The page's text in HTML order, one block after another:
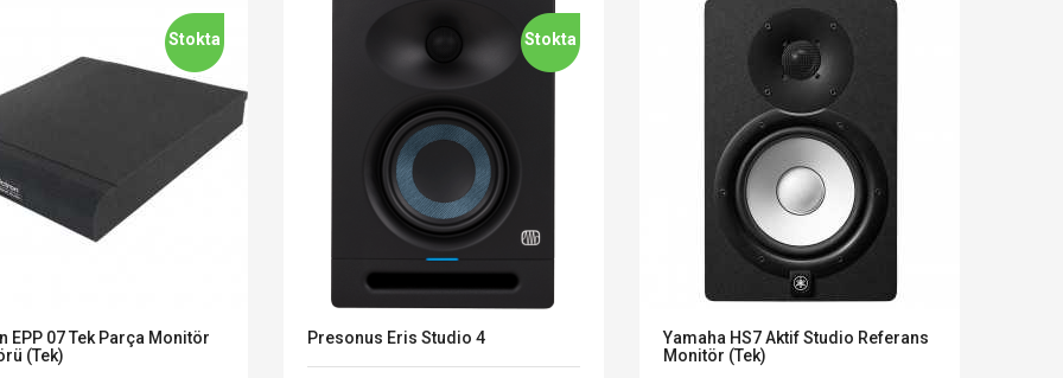
Stokta
EPP 07 Tek Parça Monitör
(Tek)
Stokta
Presonus Eris Studio 4
Yamaha HS7 Aktif Studio Referans
Monitör (Tek)